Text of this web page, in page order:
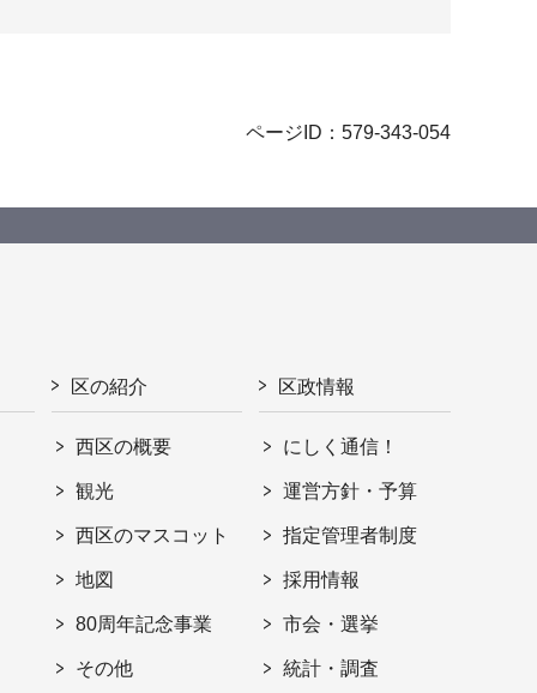
ページID：579-343-054
区の紹介
西区の概要
観光
西区のマスコット
地図
80周年記念事業
その他
区政情報
にしく通信！
運営方針・予算
指定管理者制度
採用情報
市会・選挙
統計・調査